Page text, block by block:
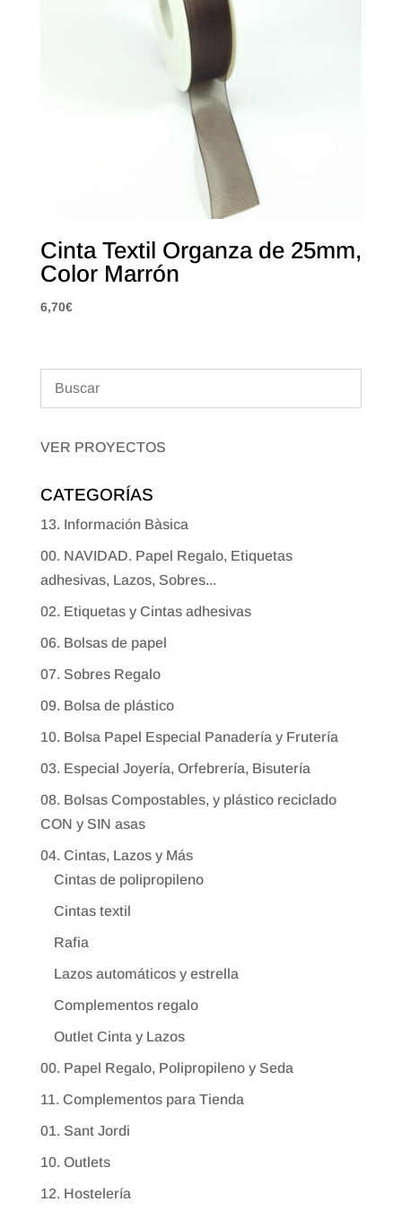
Cinta Textil Organza de 25mm,
Color Marrón
6,70€
VER PROYECTOS
CATEGORÍAS
13. Información Bàsica
00. NAVIDAD. Papel Regalo, Etiquetas
adhesivas, Lazos, Sobres...
02. Etiquetas y Cintas adhesivas
06. Bolsas de papel
07. Sobres Regalo
09. Bolsa de plástico
10. Bolsa Papel Especial Panadería y Frutería
03. Especial Joyería, Orfebrería, Bisutería
08. Bolsas Compostables, y plástico reciclado
CON y SIN asas
04. Cintas, Lazos y Más
Cintas de polipropileno
Cintas textil
Rafia
Lazos automáticos y estrella
Complementos regalo
Outlet Cinta y Lazos
00. Papel Regalo, Polipropileno y Seda
11. Complementos para Tienda
01. Sant Jordi
10. Outlets
12. Hostelería